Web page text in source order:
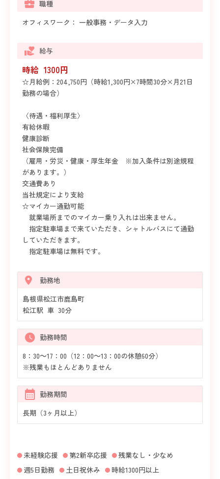
職種
オフィスワーク： 一般事務・データ入力
給与
時給 1300円
☆月給例：204,750円（時給1,300円×7時間30分×月21日
勤務の場合）
〈待遇・福利厚生〉
有給休暇
健康診断
社会保険完備
（雇用・労災・健康・厚生年金 ※加入条件は別途規程
があります。）
交通費あり
当社規定により支給
☆マイカー通勤可能
就業場所までのマイカー乗り入れは出来ません。
指定駐車場まで来ていただき、シャトルバスにて通勤
していただきます。
指定駐車場は無料です。
勤務地
島根県松江市鹿島町
松江駅 車 30分
勤務時間
8：30～17：00（12：00～13：00の休憩60分）
※残業もほとんどありません
勤務期間
長期（3ヶ月以上）
未経験応援 第2新卒応援
残業なし・少なめ
週5日勤務
土日祝休み
時給1300円以上